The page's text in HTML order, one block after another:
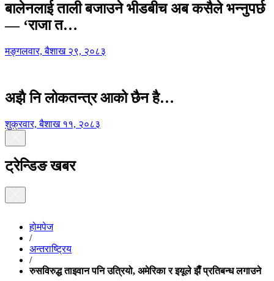
बालेनलाई ताली बजाउने भीडबीच अब कसैले भन्नुपर्छ
— ‘राजा त…
मङ्गलवार, बैशाख २९, २०८३
अझै नि लोकतन्त्र आको छैन है…
शुक्रवार, बैशाख ११, २०८३
ट्रेन्डिङ खबर
होमपेज
/
अन्तराष्ट्रिय
/
रुसविरुद्ध ताइवान पनि उत्रियो, अमेरिका र इयूले झैँ प्रतिबन्ध लगाउने